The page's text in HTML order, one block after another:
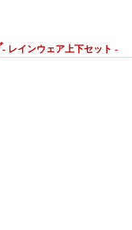
- レインウェア上下セット -